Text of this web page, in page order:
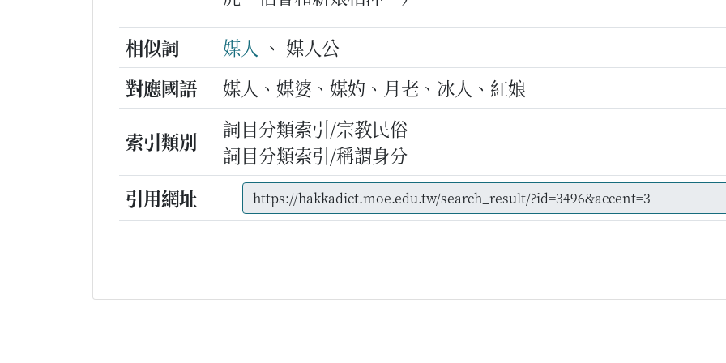
相似詞
媒人 、 媒人公
對應國語
媒人、媒婆、媒妁、月老、冰人、紅娘
索引類別
詞目分類索引/宗教民俗
詞目分類索引/稱謂身分
引用網址